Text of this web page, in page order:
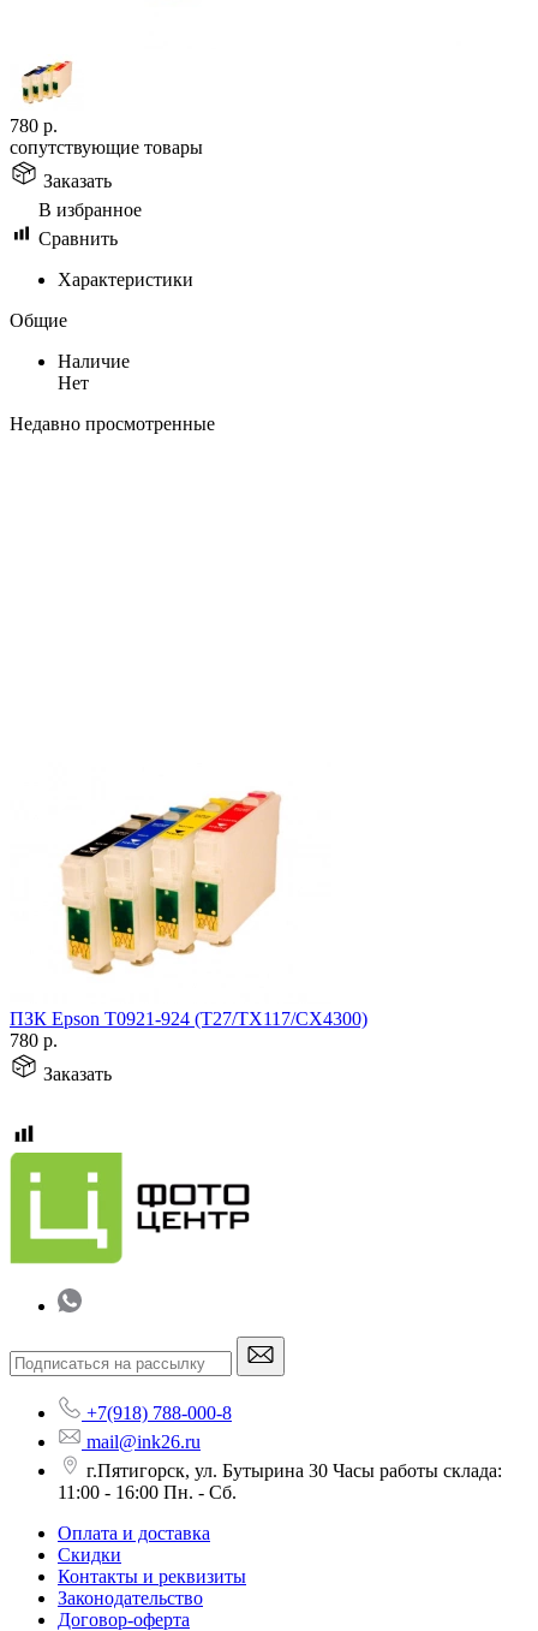
780 р.
сопутствующие товары
Заказать
В избранное
Сравнить
Характеристики
Общие
Наличие
Нет
Недавно просмотренные
ПЗК Epson T0921-924 (T27/TX117/CX4300)
780 р.
Заказать
+7(918) 788-000-8
mail@ink26.ru
г.Пятигорск, ул. Бутырина 30 Часы работы склада:
11:00 - 16:00 Пн. - Сб.
Оплата и доставка
Скидки
Контакты и реквизиты
Законодательство
Договор-оферта